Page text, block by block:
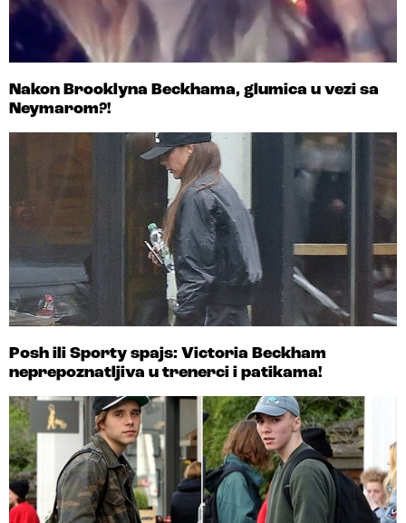
Nakon Brooklyna Beckhama, glumica u vezi sa
Neymarom?!
Posh ili Sporty spajs: Victoria Beckham
neprepoznatljiva u trenerci i patikama!